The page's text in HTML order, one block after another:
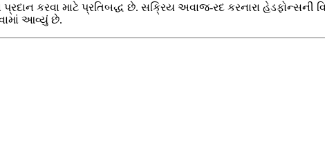
કરવા માટે પ્રતિબદ્ધ છે. સક્રિય અવાજ-રદ કરનારા હેડફોન્સની
આવ્યું છે.